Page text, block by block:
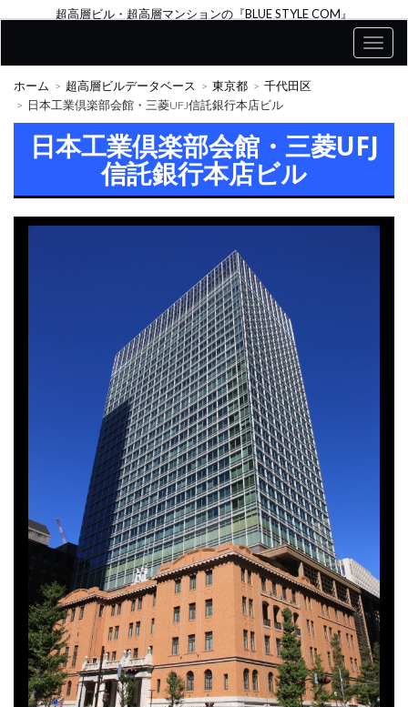
超高層ビル・超高層マンションの『BLUE STYLE COM』
ホーム 超高層ビルデータベース 東京都
千代田区
日本工業倶楽部会館・三菱UFJ信託銀行本店ビル
日本工業倶楽部会館・三菱UFJ
信託銀行本店ビル